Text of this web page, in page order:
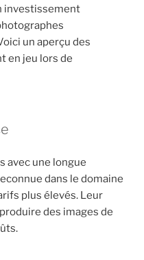
investissement
un aperçu des
en jeu lors de
avec une longue
dans le domaine
plus élevés. Leur
des images de